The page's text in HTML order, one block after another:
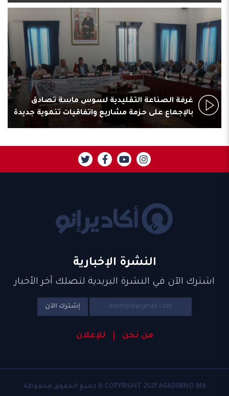
غرفة الصناعة التقليدية لسوس ماسة تصادق
بالإجماع على حزمة مشاريع واتفاقيات تنموية جديدة
النشرة الإخبارية
اشترك الآن في النشرة البريدية لتصلك آخر الأخبار
إشترك الآن
من نحن للإعلان
COPYRIGHT 2021 AGADIRINO.MA © جميع الحقوق محفوظة